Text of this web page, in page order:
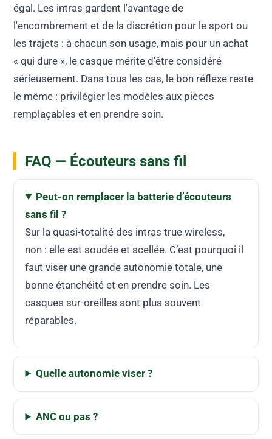
égal. Les intras gardent l'avantage de
l'encombrement et de la discrétion pour le sport ou
les trajets : à chacun son usage, mais pour un achat
« qui dure », le casque mérite d'être considéré
sérieusement. Dans tous les cas, le bon réflexe reste
le même : privilégier les modèles aux pièces
remplaçables et en prendre soin.
FAQ — Écouteurs sans fil
Peut-on remplacer la batterie d’écouteurs
sans fil ?
Sur la quasi-totalité des intras true wireless,
non : elle est soudée et scellée. C’est pourquoi il
faut viser une grande autonomie totale, une
bonne étanchéité et en prendre soin. Les
casques sur-oreilles sont plus souvent
réparables.
Quelle autonomie viser ?
ANC ou pas ?